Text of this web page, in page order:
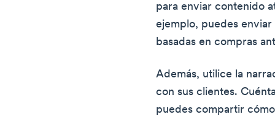
para enviar contenido
ejemplo, puedes
basadas en compras
Además, utilice la
con sus clientes.
puedes compartir